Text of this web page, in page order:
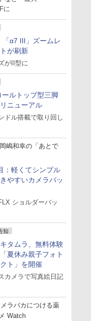
に
「α7 III」ズームレ
が刷新
がII型に
ールトップ型三脚
ニューアル
ドル搭載で取り回し
岡嶋和幸の「あとで
：軽くてシンプル
やすいカメラバッ
ショルダーバッ
知
タムラ、無料体験
夏休み親子フォト
ト」を開催
カメラで写真絵日記
ラバカにつける薬
Watch